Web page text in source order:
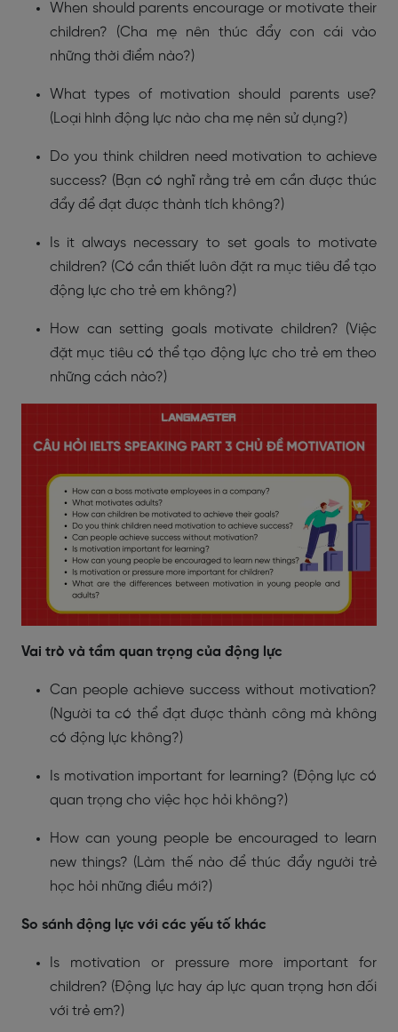
When should parents encourage or motivate their
children? (Cha mẹ nên thúc đẩy con cái vào
những thời điểm nào?)
What types of motivation should parents use?
(Loại hình động lực nào cha mẹ nên sử dụng?)
Do you think children need motivation to achieve
success? (Bạn có nghĩ rằng trẻ em cần được thúc
đẩy để đạt được thành tích không?)
Is it always necessary to set goals to motivate
children? (Có cần thiết luôn đặt ra mục tiêu để tạo
động lực cho trẻ em không?)
How can setting goals motivate children? (Việc
đặt mục tiêu có thể tạo động lực cho trẻ em theo
những cách nào?)
Vai trò và tầm quan trọng của động lực
Can people achieve success without motivation?
(Người ta có thể đạt được thành công mà không
có động lực không?)
Is motivation important for learning? (Động lực có
quan trọng cho việc học hỏi không?)
How can young people be encouraged to learn
new things? (Làm thế nào để thúc đẩy người trẻ
học hỏi những điều mới?)
So sánh động lực với các yếu tố khác
Is motivation or pressure more important for
children? (Động lực hay áp lực quan trọng hơn đối
với trẻ em?)